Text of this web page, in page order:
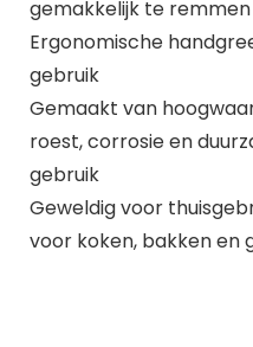
gemakkelijk te remmen
Ergonomische
gebruik
Gemaakt van
roest, corrosie en
gebruik
Geweldig voor
voor koken, bakken en